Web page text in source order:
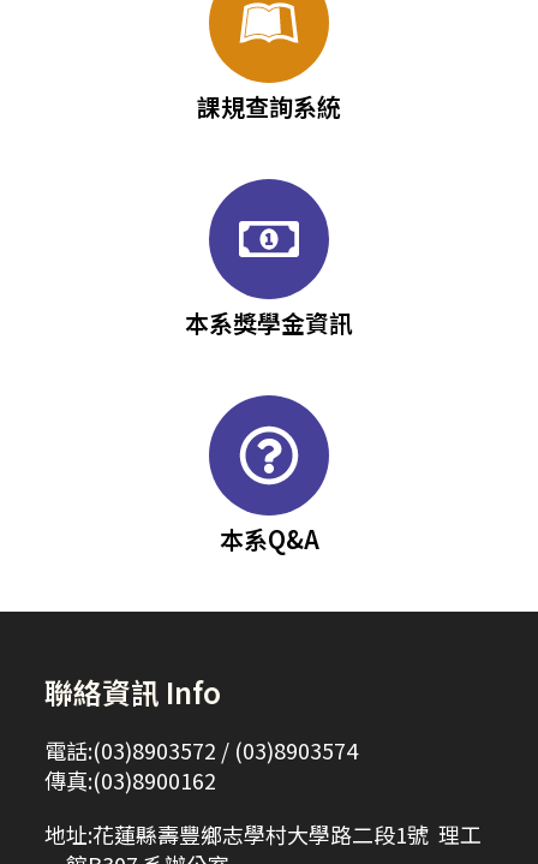
課規查詢系統
本系獎學金資訊
本系Q&A
聯絡資訊 Info
電話:(03)8903572 / (03)8903574
傳真:(03)8900162
地址:花蓮縣壽豐鄉志學村大學路二段1號 理工